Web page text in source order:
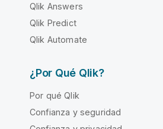
Qlik Answers
Qlik Predict
Qlik Automate
¿Por Qué Qlik?
Por qué Qlik
Confianza y seguridad